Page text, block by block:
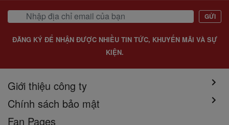
GỬI
ĐĂNG KÝ ĐỂ NHẬN ĐƯỢC NHIỀU TIN TỨC, KHUYẾN MÃI VÀ SỰ
KIỆN.
Giới thiệu công ty
Chính sách bảo mật
Fan Pages